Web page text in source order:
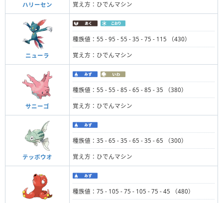
ハリーセン 覚え方：ひでんマシン
ニューラ
種族値：55 - 95 - 55 - 35 - 75 - 115 （430）
覚え方：ひでんマシン
サニーゴ
種族値：55 - 55 - 85 - 65 - 85 - 35 （380）
覚え方：ひでんマシン
テッポウオ
種族値：35 - 65 - 35 - 65 - 35 - 65 （300）
覚え方：ひでんマシン
種族値：75 - 105 - 75 - 105 - 75 - 45 （480）